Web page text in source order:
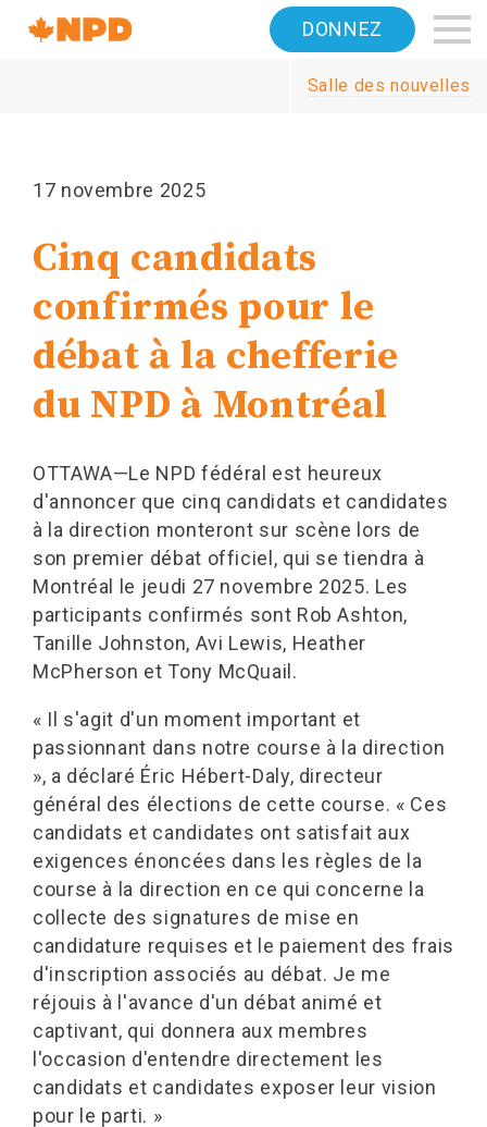
Navigation
Accueil DONNEZ
Salle des nouvelles
17 novembre 2025
Cinq candidats
confirmés pour le
débat à la chefferie
du NPD à Montréal
OTTAWA—Le NPD fédéral est heureux
d'annoncer que cinq candidats et candidates
à la direction monteront sur scène lors de
son premier débat officiel, qui se tiendra à
Montréal le jeudi 27 novembre 2025. Les
participants confirmés sont Rob Ashton,
Tanille Johnston, Avi Lewis, Heather
McPherson et Tony McQuail.
« Il s'agit d'un moment important et
passionnant dans notre course à la direction
», a déclaré Éric Hébert-Daly, directeur
général des élections de cette course. « Ces
candidats et candidates ont satisfait aux
exigences énoncées dans les règles de la
course à la direction en ce qui concerne la
collecte des signatures de mise en
candidature requises et le paiement des frais
d'inscription associés au débat. Je me
réjouis à l'avance d'un débat animé et
captivant, qui donnera aux membres
l'occasion d'entendre directement les
candidats et candidates exposer leur vision
pour le parti. »